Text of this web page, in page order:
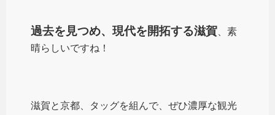
過去を見つめ、現代を開拓する滋賀 、素
晴らしいですね！
滋賀と京都、タッグを組んで、ぜひ濃厚な観光